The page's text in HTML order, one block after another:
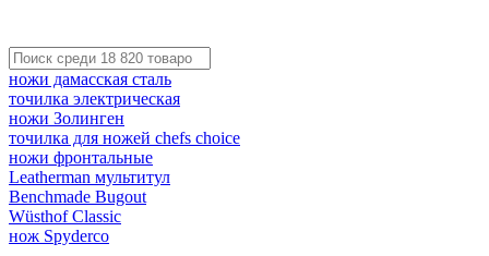
ножи дамасская сталь
точилка электрическая
ножи Золинген
точилка для ножей chefs choice
ножи фронтальные
Leatherman мультитул
Benchmade Bugout
Wüsthof Classic
нож Spyderco